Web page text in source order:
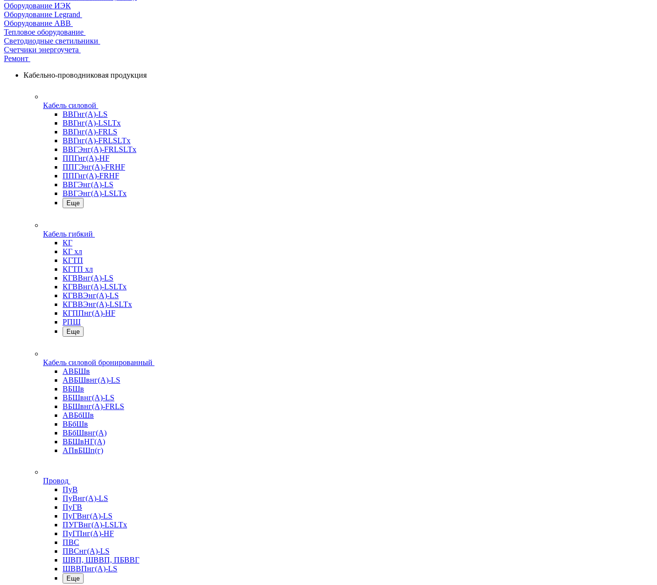
Оборудование ИЭК
Оборудование Legrand
Оборудование АВВ
Тепловое оборудование
Светодиодные светильники
Счетчики энергоучета
Ремонт
Кабельно-проводниковая продукция
Кабель силовой
ВВГнг(А)-LS
ВВГнг(А)-LSLTx
ВВГнг(А)-FRLS
ВВГнг(А)-FRLSLTx
ВВГЭнг(А)-FRLSLTx
ППГнг(А)-HF
ППГЭнг(А)-FRHF
ППГнг(А)-FRHF
ВВГЭнг(А)-LS
ВВГЭнг(А)-LSLTx
Еще
Кабель гибкий
КГ
КГ хл
КГТП
КГТП хл
КГВВнг(А)-LS
КГВВнг(А)-LSLTx
КГВВЭнг(А)-LS
КГВВЭнг(А)-LSLTx
КГППнг(А)-HF
РПШ
Еще
Кабель силовой бронированный
АВБШв
АВБШвнг(А)-LS
ВБШв
ВБШвнг(А)-LS
ВБШвнг(А)-FRLS
АВБбШв
ВБбШв
ВБбШвнг(А)
ВБШвНГ(А)
АПвБШп(г)
Провод
ПуВ
ПуВнг(А)-LS
ПуГВ
ПуГВнг(А)-LS
ПУГВнг(А)-LSLTx
ПуГПнг(А)-HF
ПВС
ПВСнг(А)-LS
ШВП, ШВВП, ПБВВГ
ШВВПнг(А)-LS
Еще